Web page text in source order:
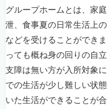
グループホームとは、家
泄、食事夏の日常生活上
などを受けることができ
っても概ね身の回りの自
支障は無い方が入所対象
での生活が少し難しい状
いた生活ができることが